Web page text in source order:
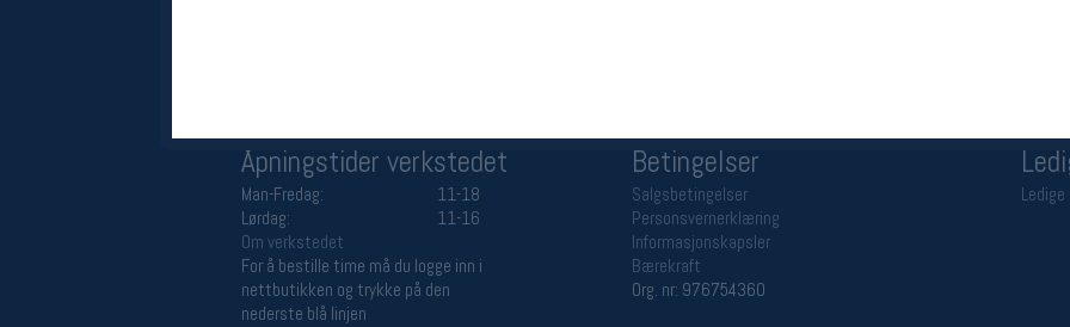
Åpningstider verkstedet
Man-Fredag:
11-18
Lørdag:
11-16
Om verkstedet
For å bestille time må du logge inn i
nettbutikken og trykke på den
nederste blå linjen
Betingelser
Salgsbetingelser
Personsvernerklæring
Informasjonskapsler
Bærekraft
Org. nr: 976754360